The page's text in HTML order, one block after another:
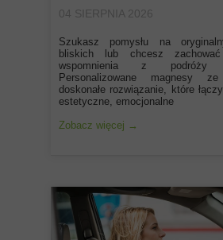
04 SIERPNIA 2026
Szukasz pomysłu na
bliskich lub chcesz zachować
wspomnienia z podróży
Personalizowane magnesy
doskonałe rozwiązanie, które
estetyczne, emocjonalne
Zobacz więcej →